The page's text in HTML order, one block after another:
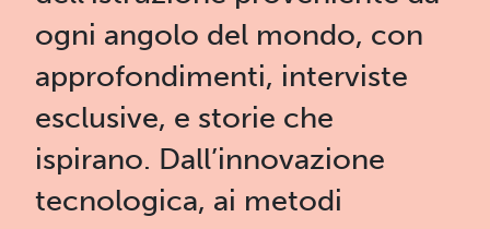
ogni angolo del mondo, con
approfondimenti, interviste
esclusive, e storie che
ispirano. Dall’innovazione
tecnologica, ai metodi